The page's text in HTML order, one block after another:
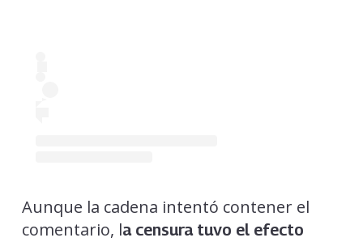
Aunque la cadena intentó contener el
comentario, la censura tuvo el efecto